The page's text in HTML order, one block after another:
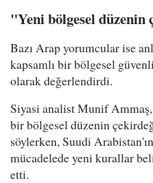
"Yeni bölgesel düzenin
Bazı Arap yorumcular ise
kapsamlı bir bölgesel
olarak değerlendirdi.
Siyasi analist Munif Ammaş,
bir bölgesel düzenin
söylerken, Suudi
mücadelede yeni kurallar
etti.